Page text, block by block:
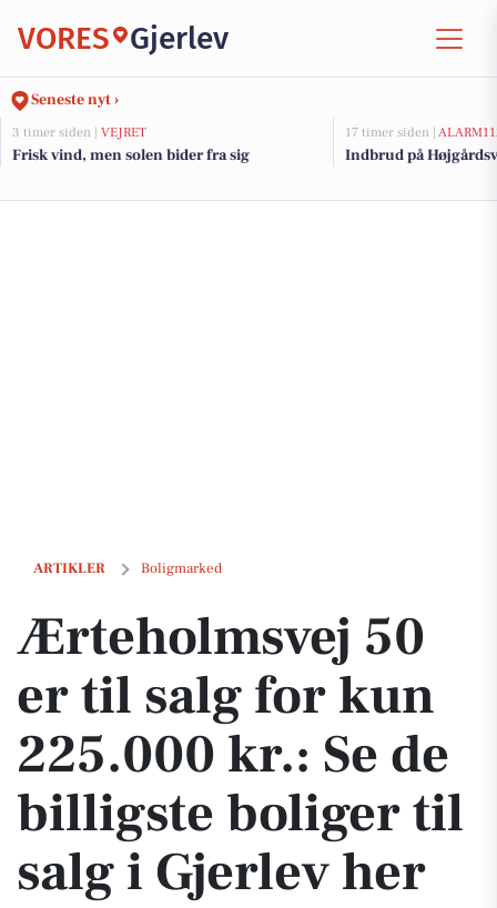
VORES Gjerlev
Seneste nyt ›
3 timer siden | VEJRET
Frisk vind, men solen bider fra sig
17 timer siden |
Indbrud på
ARTIKLER Boligmarked
Ærteholmsvej 50 er til salg for kun 225.000 kr.: Se de billigste
Ærteholmsvej 50
er til salg for kun
225.000 kr.: Se de
billigste boliger til
salg i Gjerlev her